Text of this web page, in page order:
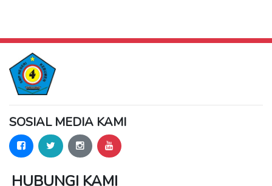
SOSIAL MEDIA KAMI
HUBUNGI KAMI